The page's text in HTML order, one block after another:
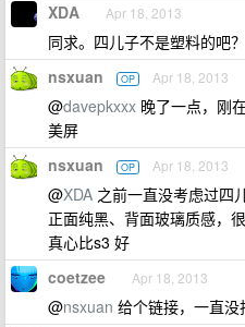
XDA Apr 18, 2013
同求。四儿子不是塑料的吧？
nsxuan OP Apr 18, 2013
@davepkxxx 晚了一点，刚
美屏
nsxuan OP Apr 18, 2013
@XDA 之前一直没考虑过四
正面纯黑、背面玻璃质感，
真心比s3 好
coetzee Apr 18, 2013
@nsxuan 给个链接，一直没